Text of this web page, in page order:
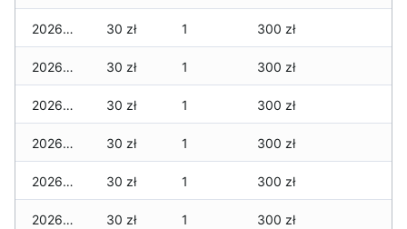
2026-06-11 30 zł 1 300 zł
2026-06-10 30 zł 1 300 zł
2026-06-09 30 zł 1 300 zł
2026-06-07 30 zł 1 300 zł
2026-06-06 30 zł 1 300 zł
2026-06-05 30 zł 1 300 zł